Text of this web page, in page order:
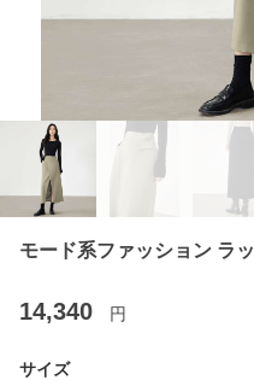
モード系ファッション ラ
14,340 円
サイズ